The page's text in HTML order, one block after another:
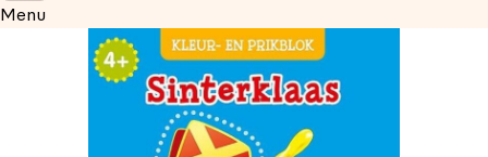
Menu
Wat is je e-mailadres?*
Aanmelden